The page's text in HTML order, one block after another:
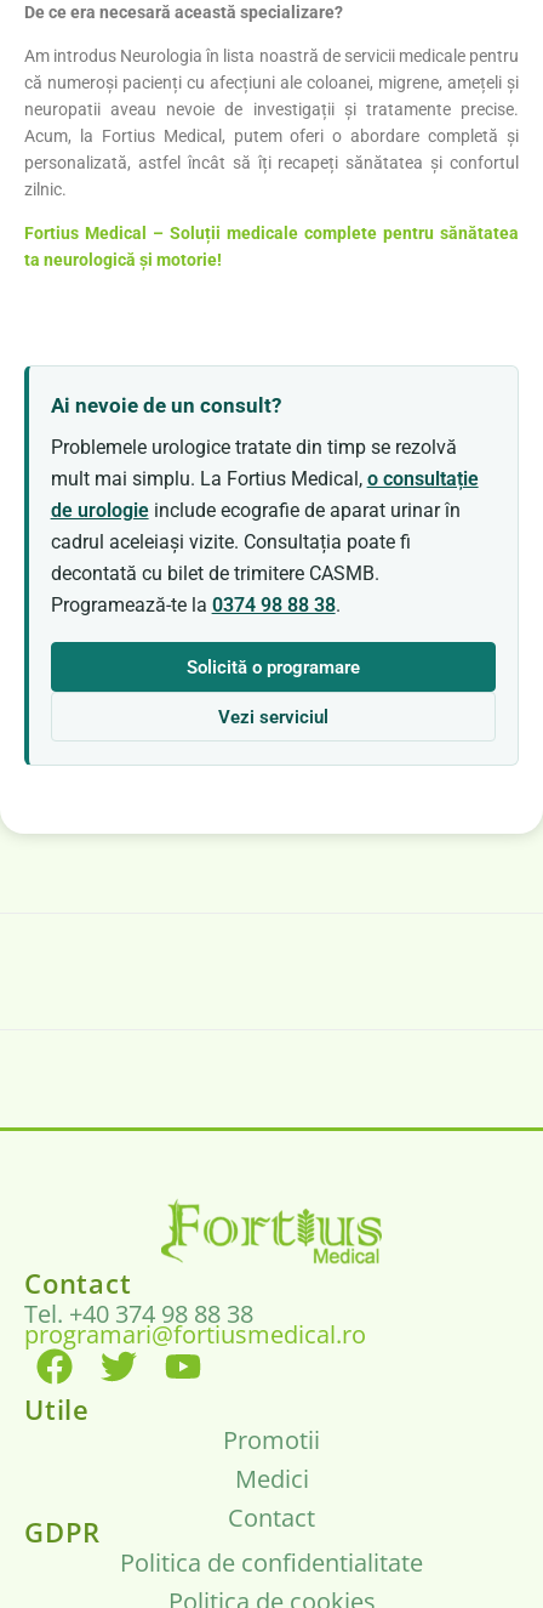
De ce era necesară această specializare?
Am introdus Neurologia în lista noastră de servicii medicale pentru
că numeroși pacienți cu afecțiuni ale coloanei, migrene, amețeli și
neuropatii aveau nevoie de investigații și tratamente precise.
Acum, la Fortius Medical, putem oferi o abordare completă și
personalizată, astfel încât să îți recapeți sănătatea și confortul
zilnic.
Fortius Medical – Soluții medicale complete pentru sănătatea
ta neurologică și motorie!
Ai nevoie de un consult?
Problemele urologice tratate din timp se rezolvă
mult mai simplu. La Fortius Medical, o consultație
de urologieinclude ecografie de aparat urinar în
cadrul aceleiași vizite. Consultația poate fi
decontată cu bilet de trimitere CASMB.
Programează-te la 0374 98 88 38.
Solicită o programare
Vezi serviciul
Contact
Tel. +40 374 98 88 38
programari@fortiusmedical.ro
Utile
Promotii
Medici
Contact
GDPR
Politica de confidentialitate
Politica de cookies